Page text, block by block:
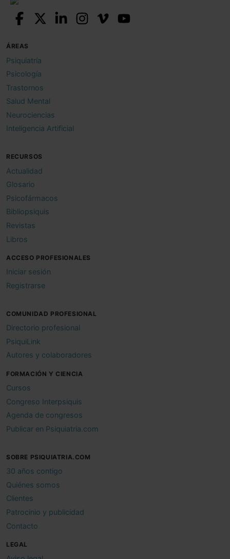
ÁREAS
Psiquiatría
Psicología
Trastornos
Salud Mental
Neurociencias
Inteligencia Artificial
RECURSOS
Actualidad
Glosario
Psicofármacos
Bibliopsiquis
Revistas
Libros
ACCESO PROFESIONALES
Iniciar sesión
Registrarse
COMUNIDAD PROFESIONAL
Directorio profesional
PsiquiLink
Autores y colaboradores
FORMACIÓN Y CIENCIA
Cursos
Congreso Interpsiquis
Agenda de congresos
Publicar en Psiquiatria.com
SOBRE PSIQUIATRIA.COM
30 años contigo
Quiénes somos
Clientes
Patrocinio y publicidad
Contacto
LEGAL